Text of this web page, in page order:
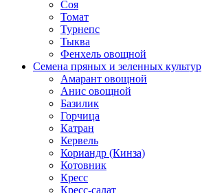
Соя
Томат
Турнепс
Тыква
Фенхель овощной
Семена пряных и зеленных культур
Амарант овощной
Анис овощной
Базилик
Горчица
Катран
Кервель
Кориандр (Кинза)
Котовник
Кресс
Кресс-салат